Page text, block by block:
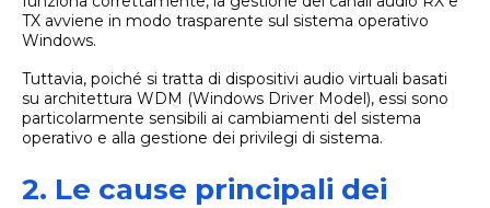
TX avviene in modo trasparente sul sistema operativo
Windows.
Tuttavia, poiché si tratta di dispositivi audio virtuali basati
su architettura WDM (Windows Driver Model), essi sono
particolarmente sensibili ai cambiamenti del sistema
operativo e alla gestione dei privilegi di sistema.
2. Le cause principali dei